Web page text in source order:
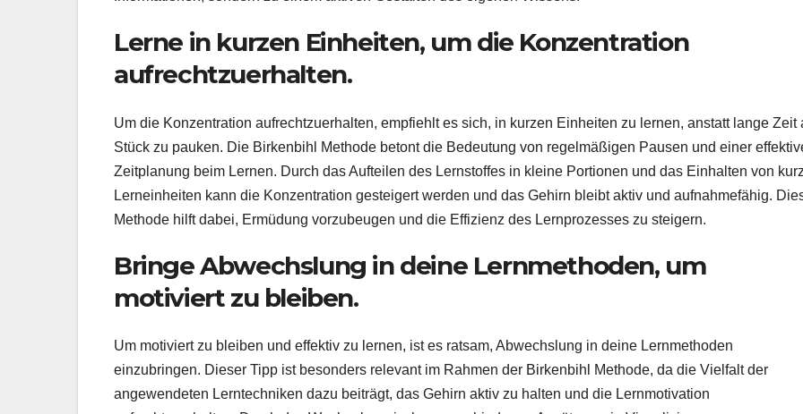
Lerne in kurzen Einheiten, um die Konzentration
aufrechtzuerhalten.
Um die Konzentration aufrechtzuerhalten, empfiehlt es sich, in kurzen Einheiten zu lernen, anstatt lange Zeit
Stück zu pauken. Die Birkenbihl Methode betont die Bedeutung von regelmäßigen Pausen und einer
Zeitplanung beim Lernen. Durch das Aufteilen des Lernstoffes in kleine Portionen und das Einhalten von
Lerneinheiten kann die Konzentration gesteigert werden und das Gehirn bleibt aktiv und aufnahmefähig.
Methode hilft dabei, Ermüdung vorzubeugen und die Effizienz des Lernprozesses zu steigern.
Bringe Abwechslung in deine Lernmethoden, um
motiviert zu bleiben.
Um motiviert zu bleiben und effektiv zu lernen, ist es ratsam, Abwechslung in deine Lernmethoden
einzubringen. Dieser Tipp ist besonders relevant im Rahmen der Birkenbihl Methode, da die Vielfalt der
angewendeten Lerntechniken dazu beiträgt, das Gehirn aktiv zu halten und die Lernmotivation